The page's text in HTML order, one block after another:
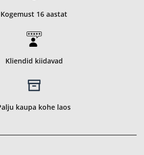
Kogemust 16 aastat
Kliendid kiidavad
kaupa kohe laos